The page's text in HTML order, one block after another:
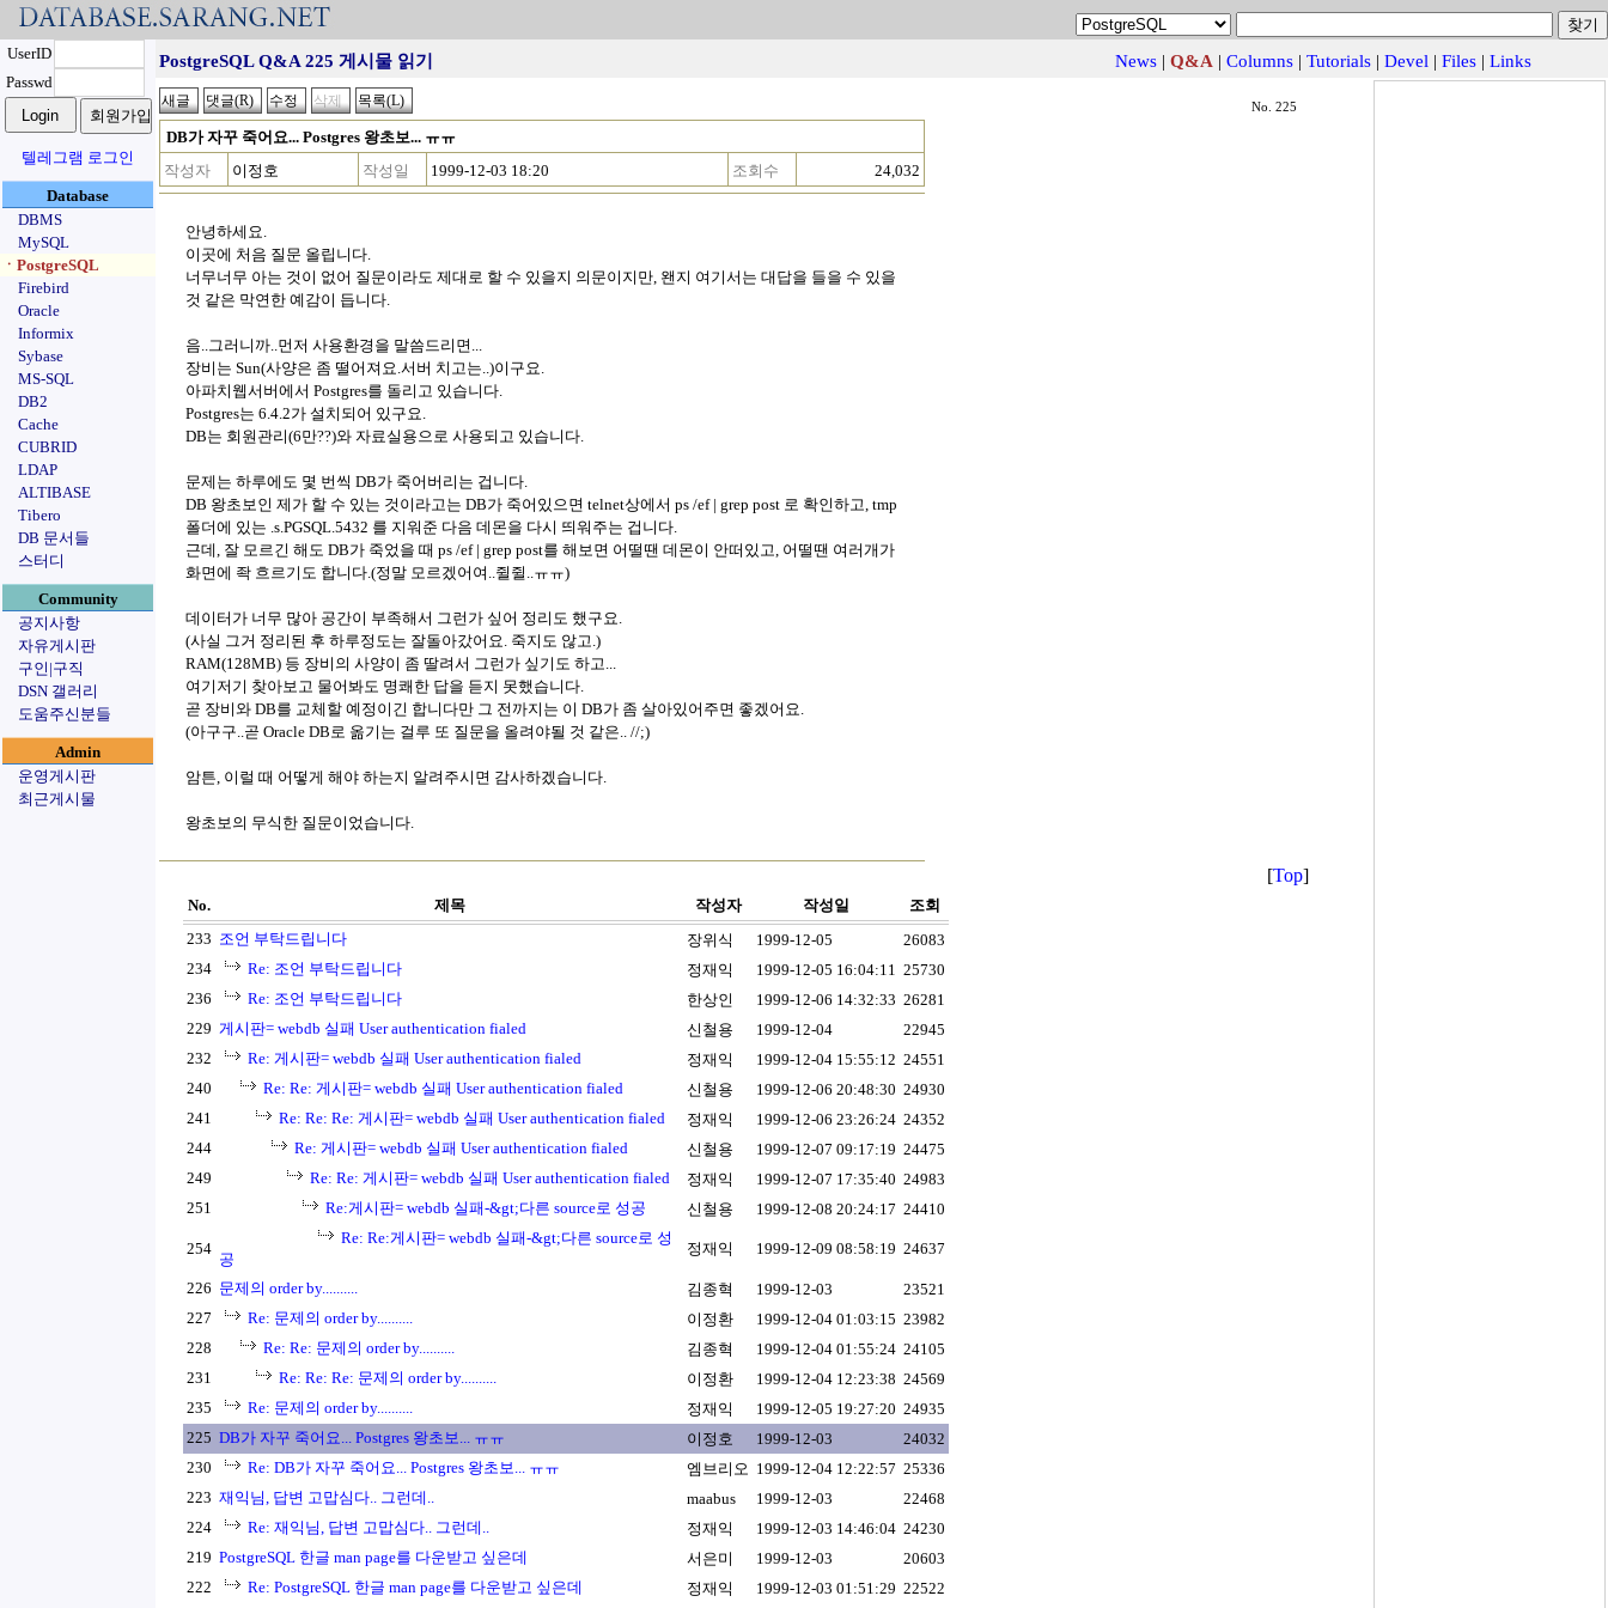
UserID
Passwd
텔레그램 로그인
Database
DBMS
MySQL
ㆍPostgreSQL
Firebird
Oracle
Informix
Sybase
MS-SQL
DB2
Cache
CUBRID
LDAP
ALTIBASE
Tibero
DB 문서들
스터디
Community
공지사항
자유게시판
구인|구직
DSN 갤러리
도움주신분들
Admin
운영게시판
최근게시물
PostgreSQL Q&A 225 게시물 읽기 News | Q&A | Columns | Tutorials | Devel | Files | Links
No. 225
DB가 자꾸 죽어요... Postgres 왕초보... ㅠㅠ
작성자
이정호 작성일 1999-12-03 18:20 조회수 24,032
안녕하세요.
이곳에 처음 질문 올립니다.
너무너무 아는 것이 없어 질문이라도 제대로 할 수 있을지 의문이지만, 왠지 여기서는 대답을 들을 수 있을
것 같은 막연한 예감이 듭니다.
음..그러니까..먼저 사용환경을 말씀드리면...
장비는 Sun(사양은 좀 떨어져요.서버 치고는..)이구요.
아파치웹서버에서 Postgres를 돌리고 있습니다.
Postgres는 6.4.2가 설치되어 있구요.
DB는 회원관리(6만??)와 자료실용으로 사용되고 있습니다.
문제는 하루에도 몇 번씩 DB가 죽어버리는 겁니다.
DB 왕초보인 제가 할 수 있는 것이라고는 DB가 죽어있으면 telnet상에서 ps /ef | grep post 로 확인하고, tmp
폴더에 있는 .s.PGSQL.5432 를 지워준 다음 데몬을 다시 띄워주는 겁니다.
근데, 잘 모르긴 해도 DB가 죽었을 때 ps /ef | grep post를 해보면 어떨땐 데몬이 안떠있고, 어떨땐 여러개가
화면에 좍 흐르기도 합니다.(정말 모르겠어여..쥘쥘..ㅠㅠ)
데이터가 너무 많아 공간이 부족해서 그런가 싶어 정리도 했구요.
(사실 그거 정리된 후 하루정도는 잘돌아갔어요. 죽지도 않고.)
RAM(128MB) 등 장비의 사양이 좀 딸려서 그런가 싶기도 하고...
여기저기 찾아보고 물어봐도 명쾌한 답을 듣지 못했습니다.
곧 장비와 DB를 교체할 예정이긴 합니다만 그 전까지는 이 DB가 좀 살아있어주면 좋겠어요.
(아구구..곧 Oracle DB로 옮기는 걸루 또 질문을 올려야될 것 같은.. //;)
암튼, 이럴 때 어떻게 해야 하는지 알려주시면 감사하겠습니다.
왕초보의 무식한 질문이었습니다.
[Top]
No. 제목 작성자 작성일
조회
233 조언 부탁드립니다 장위식 1999-12-05
26083
234
Re: 조언 부탁드립니다 정재익 1999-12-05 16:04:11 25730
236
Re: 조언 부탁드립니다 한상인 1999-12-06 14:32:33 26281
229 게시판= webdb 실패 User authentication fialed 신철용 1999-12-04
22945
232
Re: 게시판= webdb 실패 User authentication fialed 정재익 1999-12-04 15:55:12 24551
240
Re: Re: 게시판= webdb 실패 User authentication fialed 신철용 1999-12-06 20:48:30 24930
241
Re: Re: Re: 게시판= webdb 실패 User authentication fialed 정재익 1999-12-06 23:26:24 24352
244
Re: 게시판= webdb 실패 User authentication fialed 신철용 1999-12-07 09:17:19 24475
249
Re: Re: 게시판= webdb 실패 User authentication fialed 정재익 1999-12-07 17:35:40 24983
251
Re:게시판= webdb 실패-&gt;다른 source로 성공 신철용 1999-12-08 20:24:17 24410
254
Re: Re:게시판= webdb 실패-&gt;다른 source로 성
공
정재익 1999-12-09 08:58:19 24637
226 문제의 order by.......... 김종혁 1999-12-03
23521
227
Re: 문제의 order by.......... 이정환 1999-12-04 01:03:15 23982
228
Re: Re: 문제의 order by.......... 김종혁 1999-12-04 01:55:24 24105
231
Re: Re: Re: 문제의 order by.......... 이정환 1999-12-04 12:23:38 24569
235
Re: 문제의 order by.......... 정재익 1999-12-05 19:27:20 24935
225 DB가 자꾸 죽어요... Postgres 왕초보... ㅠㅠ 이정호 1999-12-03
24032
230
Re: DB가 자꾸 죽어요... Postgres 왕초보... ㅠㅠ 엠브리오 1999-12-04 12:22:57 25336
223 재익님, 답변 고맙심다.. 그런데.. maabus 1999-12-03
22468
224
Re: 재익님, 답변 고맙심다.. 그런데.. 정재익 1999-12-03 14:46:04 24230
219 PostgreSQL 한글 man page를 다운받고 싶은데 서은미 1999-12-03
20603
222
Re: PostgreSQL 한글 man page를 다운받고 싶은데 정재익 1999-12-03 01:51:29 22522